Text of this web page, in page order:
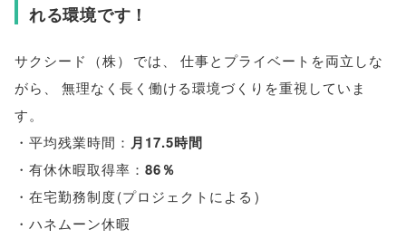
れる環境です！
サクシード （株） では
仕事とプライベートを両立しな
がら
無理なく長く働ける環境づくりを重視していま
す。
・平均残業時間： 月17.5時間
・有休休暇取得率： 86％
・在宅勤務制度(プロジェクトによる )
・ハネムーン休暇